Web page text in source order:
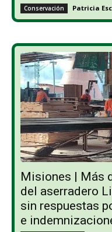
Conservación Patricia
Misiones | Más
del aserradero
sin respuestas
e